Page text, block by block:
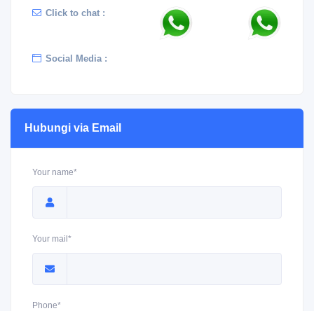
Click to chat :
Social Media :
Hubungi via Email
Your name*
Your mail*
Phone*